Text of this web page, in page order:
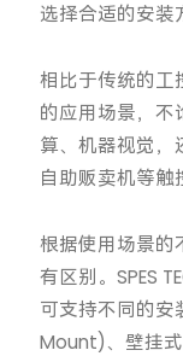
选择合适的安装
相比于传统的工
的应用场景，不
算、机器视觉，
自助贩卖机等触
根据使用场景的
有区别。SPES
可支持不同的
Mount)、壁挂